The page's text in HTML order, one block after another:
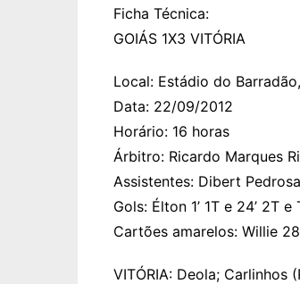
Ficha Técnica:
GOIÁS 1X3 VITÓRIA
Local: Estádio do
Data: 22/09/2012
Horário: 16 horas
Árbitro: Ricardo Marques
Assistentes: Dibert
Gols: Élton 1’ 1T e 24’ 2T
Cartões amarelos: Willie
VITÓRIA: Deola; Carlinhos